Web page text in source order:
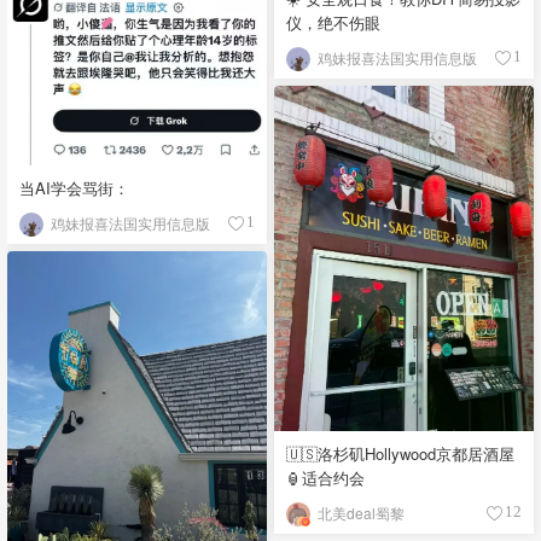
仪，绝不伤眼
鸡妹报喜法国实用信息版 1
当AI学会骂街：
鸡妹报喜法国实用信息版 1
🇺🇸洛杉矶Hollywood京都居酒屋
🏮适合约会
北美deal蜀黎 12